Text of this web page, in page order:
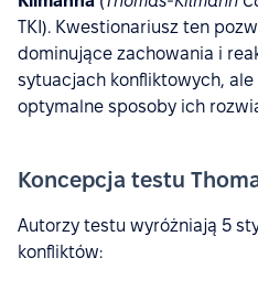
TKI). Kwestionariusz ten
dominujące zachowania i
sytuacjach konfliktowych,
optymalne sposoby ich
Koncepcja testu
Autorzy testu wyróżniają 5
konfliktów: